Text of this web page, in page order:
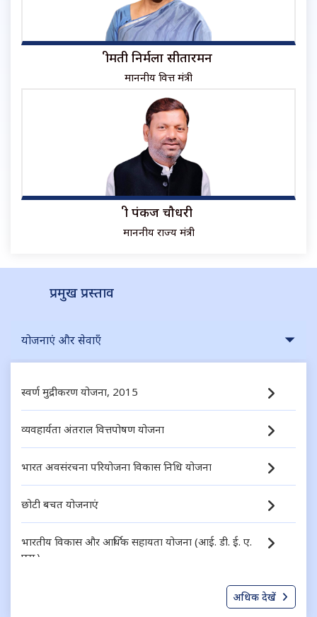
श्रीमती निर्मला सीतारमन
माननीय वित्त मंत्री
श्री पंकज चौधरी
माननीय राज्य मंत्री
प्रमुख प्रस्ताव
योजनाएं और सेवाएँ
स्वर्ण मुद्रीकरण योजना, 2015
व्यवहार्यता अंतराल वित्तपोषण योजना
भारत अवसंरचना परियोजना विकास निधि योजना
छोटी बचत योजनाएं
भारतीय विकास और आर्थिक सहायता योजना (आई. डी. ई. ए.
एस.)
अधिक देखें